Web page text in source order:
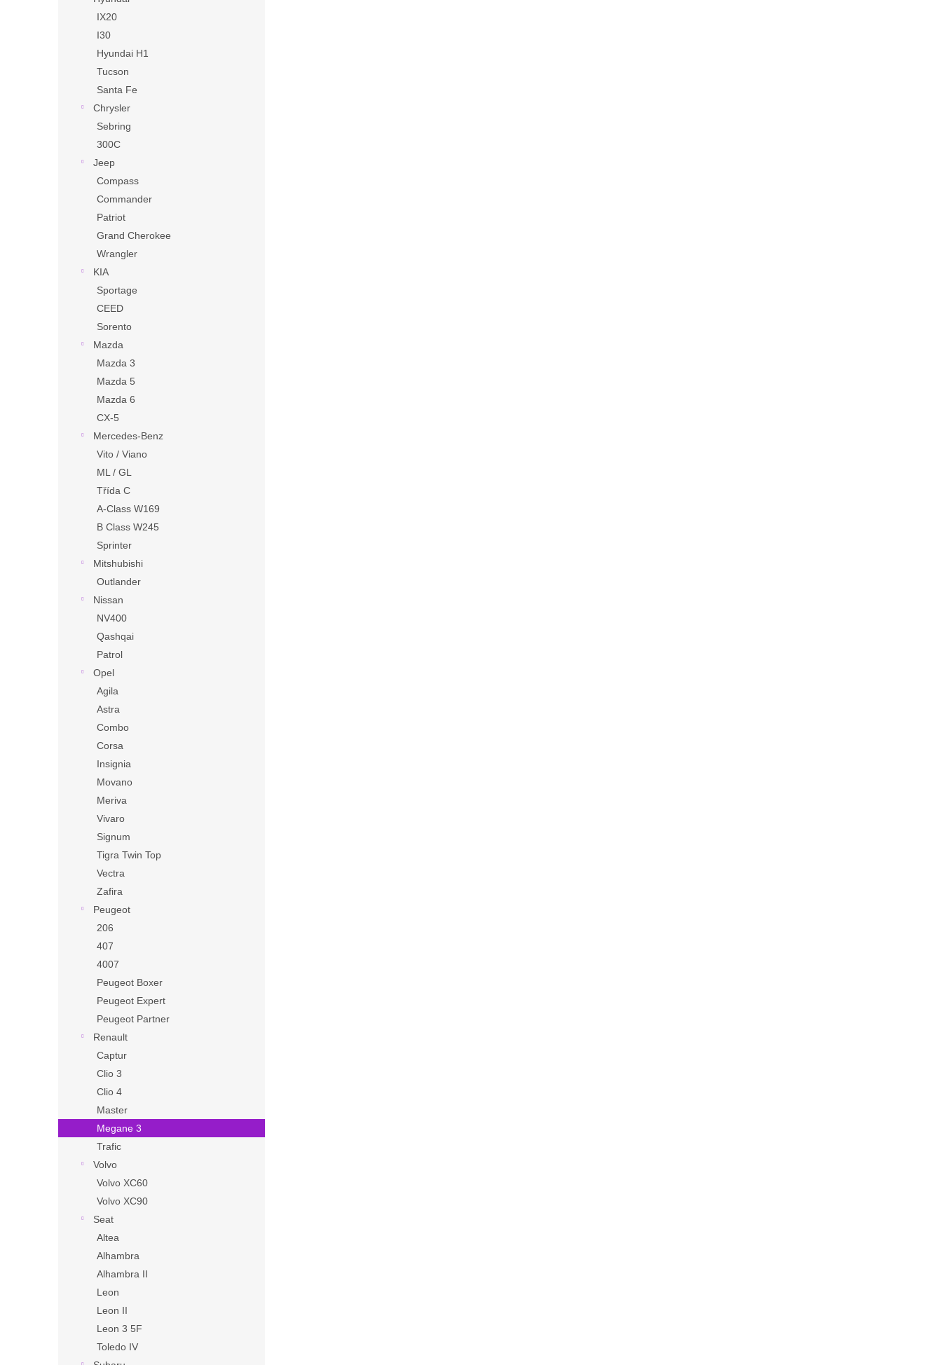
IX20
I30
Hyundai H1
Tucson
Santa Fe
Chrysler
Sebring
300C
Jeep
Compass
Commander
Patriot
Grand Cherokee
Wrangler
KIA
Sportage
CEED
Sorento
Mazda
Mazda 3
Mazda 5
Mazda 6
CX-5
Mercedes-Benz
Vito / Viano
ML / GL
Třída C
A-Class W169
B Class W245
Sprinter
Mitshubishi
Outlander
Nissan
NV400
Qashqai
Patrol
Opel
Agila
Astra
Combo
Corsa
Insignia
Movano
Meriva
Vivaro
Signum
Tigra Twin Top
Vectra
Zafira
Peugeot
206
407
4007
Peugeot Boxer
Peugeot Expert
Peugeot Partner
Renault
Captur
Clio 3
Clio 4
Master
Megane 3
Trafic
Volvo
Volvo XC60
Volvo XC90
Seat
Altea
Alhambra
Alhambra II
Leon
Leon II
Leon 3 5F
Toledo IV